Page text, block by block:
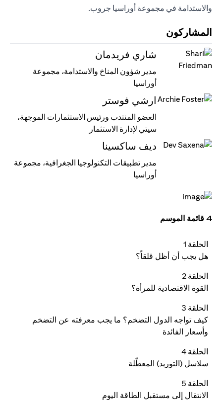
والاستدامة في مجموعة أوراسيا جروب.
المشاركون
شاري فريدمان
مدير شؤون المناخ والاستدامة، مجموعة
أوراسيا
ارشي فوستر
العضو المنتدب ورئيس الاستثمارات الموجهة،
سيتي لإدارة الاستثمار
ديف ساكسينا
مدير تطبيقات التكنولوجيا الجغرافية، مجموعة
أوراسيا
4 قائمة الموسم
الحلقة 1
هل يجب أن أظل قلقاً؟
الحلقة 2
القوة الاقتصادية للمرأة؟
الحلقة 3
كيف تواجه الدول التضخم؟ ما يجب معرفته عن التضخم
وأسعار الفائدة
الحلقة 4
سلاسل (التوريد) المعطّلة
الحلقة 5
الانتقال إلى مستقبل الطاقة اليوم